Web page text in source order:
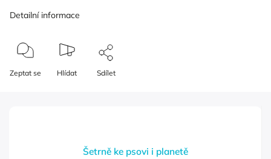
Detailní informace
Zeptat se Hlídat Sdílet
Šetrně ke psovi i planetě